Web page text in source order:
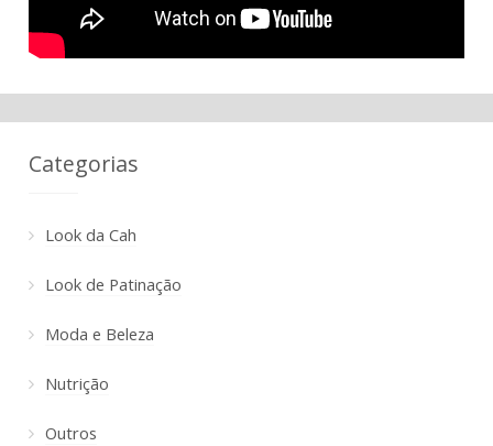
Categorias
Look da Cah
Look de Patinação
Moda e Beleza
Nutrição
Outros